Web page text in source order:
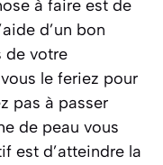
à faire est de
d’un bon
de votre
le feriez pour
pas à passer
de peau vous
est d’atteindre la